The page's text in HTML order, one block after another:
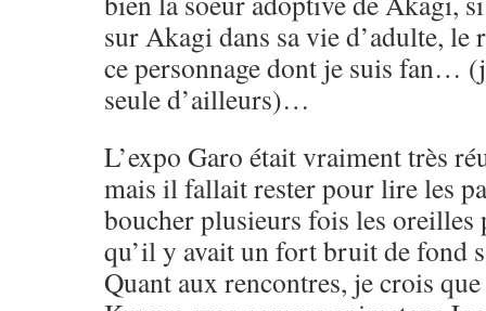
sur Akagi dans sa vie d’adulte, le
ce personnage dont je suis fan…
seule d’ailleurs)…
L’expo Garo était vraiment très
mais il fallait rester pour lire les
boucher plusieurs fois les
qu’il y avait un fort bruit de fond
Quant aux rencontres, je crois